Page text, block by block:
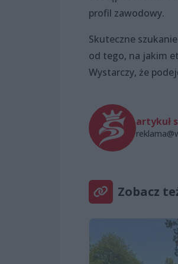
profil zawodowy.
Skuteczne
od tego, na jakim
Wystarczy, że
artykuł
Zobacz